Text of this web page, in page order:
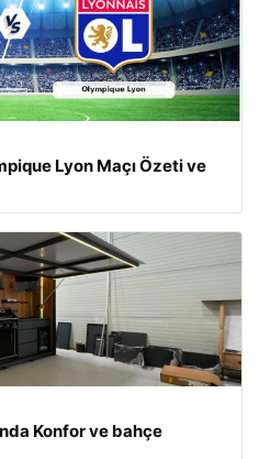
Lyon Maçı Özeti ve
Konfor ve bahçe